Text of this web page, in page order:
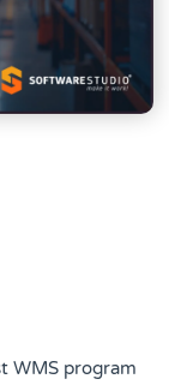
WMS program